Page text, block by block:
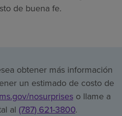
de buena fe.
obtener más información
un estimado de costo de
nosurpriseso llame a
al (787) 621-3800.